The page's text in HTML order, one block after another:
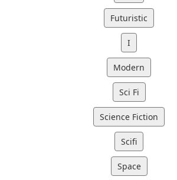
Futuristic
I
Modern
Sci Fi
Science Fiction
Scifi
Space